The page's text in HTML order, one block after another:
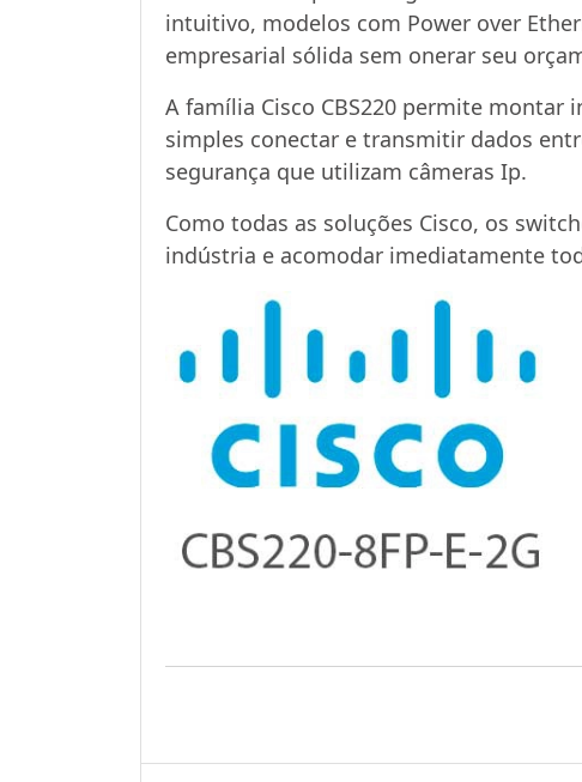
intuitivo, modelos com Power over
empresarial sólida sem onerar seu
A família Cisco CBS220 permite montar
simples conectar e transmitir dados
segurança que utilizam câmeras Ip.
Como todas as soluções Cisco, os
indústria e acomodar imediatamente